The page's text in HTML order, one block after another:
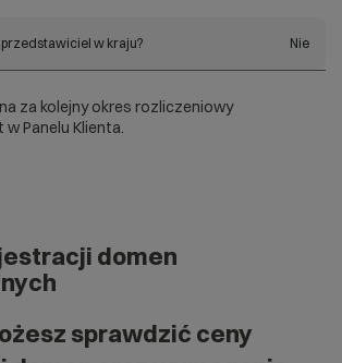
w kraju? Nie
za kolejny okres rozliczeniowy
Panelu Klienta.
domen
sprawdzić ceny